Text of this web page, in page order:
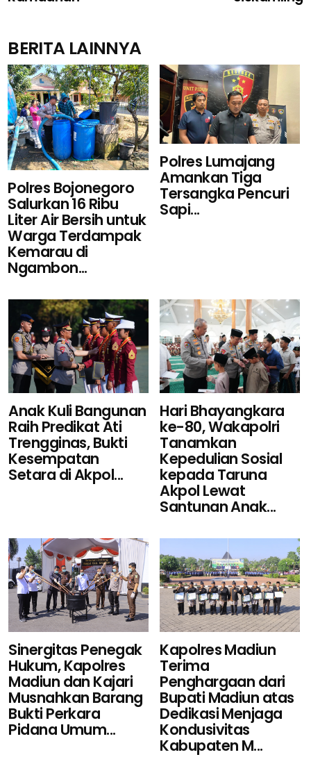
BERITA LAINNYA
Polres Bojonegoro
Salurkan 16 Ribu
Liter Air Bersih untuk
Warga Terdampak
Kemarau di
Ngambon...
Polres Lumajang
Amankan Tiga
Tersangka Pencuri
Sapi...
Anak Kuli Bangunan
Raih Predikat Ati
Trengginas, Bukti
Kesempatan
Setara di Akpol...
Hari Bhayangkara
ke-80, Wakapolri
Tanamkan
Kepedulian Sosial
kepada Taruna
Akpol Lewat
Santunan Anak...
Sinergitas Penegak
Hukum, Kapolres
Madiun dan Kajari
Musnahkan Barang
Bukti Perkara
Pidana Umum...
Kapolres Madiun
Terima
Penghargaan dari
Bupati Madiun atas
Dedikasi Menjaga
Kondusivitas
Kabupaten M...